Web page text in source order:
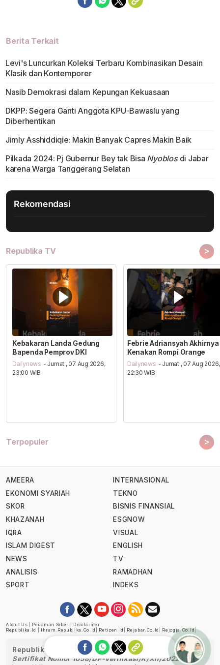
Berita Terkait
Levi's Luncurkan Koleksi Terbaru Kombinasikan Desain
Klasik dan Kontemporer
Nasib Demokrasi dalam Kepungan Kekuasaan
DKPP: Segera Ganti Anggota KPU-Bawaslu yang
Diberhentikan
Jimly Asshiddiqie: Makin Banyak Capres Makin Baik
Pilkada 2024: Pj Gubernur Bey tak Bisa Nyoblosdi Jabar
karena Warga Tanggerang Selatan
Rekomendasi
Republika TV >
Kebakaran Landa Gedung
Bapenda Pemprov DKI
Dailynews - Jumat , 07 Aug 2026,
23:00 WIB
Febrie Adriansyah Akhirnya
Kenakan Rompi Orange
Dailynews - Jumat , 07 Aug 2026,
22:30 WIB
Terpopuler >
AMEERA
EKONOMI SYARIAH
SKOR
KHAZANAH
IQRA
ISLAM DIGEST
NEWS
ANALISIS
SPORT
INTERNASIONAL
TEKNO
BISNIS FINANSIAL
ESGNOW
VISUAL
ENGLISH
TV
RAMADHAN
INDEKS
About Us Pedoman Siber
Disclaimer
Republika.id
Ihram.republika.co.id Retizen.id Rejabar.co.id Rejogja.co.id |
Republika telah diverifikasi oleh Dewan Pers
Sertifikat Nomor 1058/DP-Verifikasi/K/XII/2022